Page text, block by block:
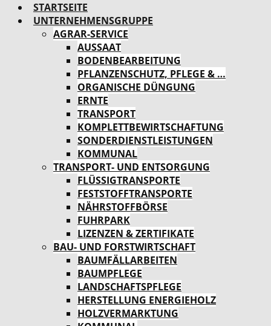
STARTSEITE
UNTERNEHMENSGRUPPE
AGRAR-SERVICE
AUSSAAT
BODENBEARBEITUNG
PFLANZENSCHUTZ, PFLEGE & …
ORGANISCHE DÜNGUNG
ERNTE
TRANSPORT
KOMPLETTBEWIRTSCHAFTUNG
SONDERDIENSTLEISTUNGEN
KOMMUNAL
TRANSPORT- UND ENTSORGUNG
FLÜSSIGTRANSPORTE
FESTSTOFFTRANSPORTE
NÄHRSTOFFBÖRSE
FUHRPARK
LIZENZEN & ZERTIFIKATE
BAU- UND FORSTWIRTSCHAFT
BAUMFÄLLARBEITEN
BAUMPFLEGE
LANDSCHAFTSPFLEGE
HERSTELLUNG ENERGIEHOLZ
HOLZVERMARKTUNG